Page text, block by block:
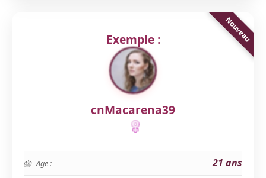
Exemple :
cnMacarena39
Age : 21 ans